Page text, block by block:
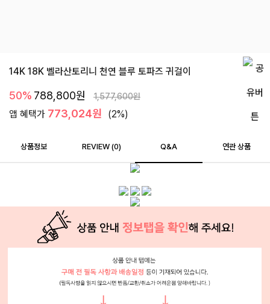
14K 18K 벨라산토리니 천연 블루 토파즈 귀걸이
50% 788,800원 1,577,600원
앱 혜택가 773,024원 (2%)
상품정보 REVIEW (0) Q&A 연관 상품